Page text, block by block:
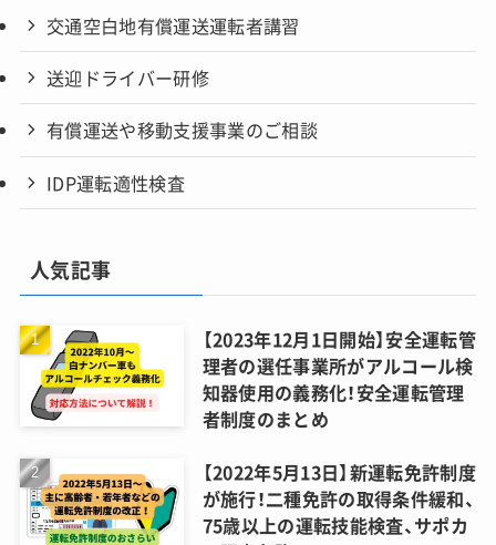
交通空白地有償運送運転者講習
送迎ドライバー研修
有償運送や移動支援事業のご相談
IDP運転適性検査
人気記事
【2023年12月1日開始】安全運転管
理者の選任事業所がアルコール検
知器使用の義務化！安全運転管理
者制度のまとめ
【2022年5月13日】新運転免許制度
が施行！二種免許の取得条件緩和、
75歳以上の運転技能検査、サポカ